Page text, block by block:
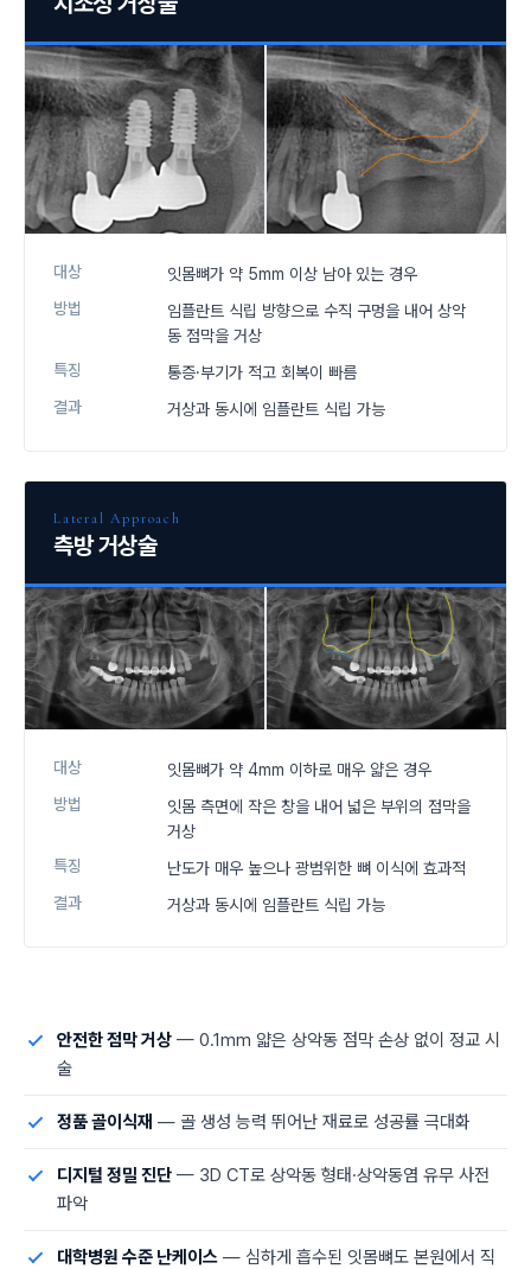
대상
잇몸뼈가 약 5mm 이상 남아 있는 경우
방법
임플란트 식립 방향으로 수직 구멍을 내어 상악
동 점막을 거상
특징
통증·부기가 적고 회복이 빠름
결과
거상과 동시에 임플란트 식립 가능
Lateral Approach
측방 거상술
대상
잇몸뼈가 약 4mm 이하로 매우 얇은 경우
방법
잇몸 측면에 작은 창을 내어 넓은 부위의 점막을
거상
특징
난도가 매우 높으나 광범위한 뼈 이식에 효과적
결과
거상과 동시에 임플란트 식립 가능
안전한 점막 거상 — 0.1mm 얇은 상악동 점막 손상 없이 정교 시
술
정품 골이식재 — 골 생성 능력 뛰어난 재료로 성공률 극대화
디지털 정밀 진단 — 3D CT로 상악동 형태·상악동염 유무 사전
파악
대학병원 수준 난케이스 — 심하게 흡수된 잇몸뼈도 본원에서 직